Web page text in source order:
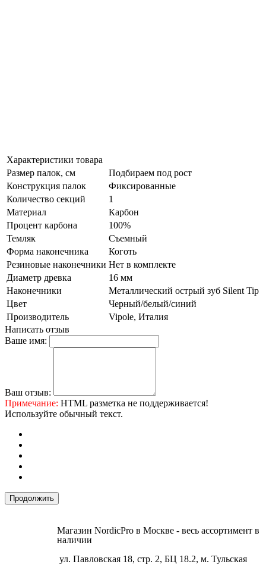
Характеристики товара
Размер палок, см
Подбираем под рост
Конструкция палок
Фиксированные
Количество секций
1
Материал
Карбон
Процент карбона
100%
Темляк
Съемный
Форма наконечника
Коготь
Резиновые наконечники Нет в комплекте
Диаметр древка
16 мм
Наконечники
Металлический острый зуб Silent Tip
Цвет
Черный/белый/синий
Производитель
Vipole, Италия
Написать отзыв
Ваше имя:
Ваш отзыв:
Примечание: HTML разметка не поддерживается!
Используйте обычный текст.
Продолжить
Магазин NordicPro в Москве - весь ассортимент в
наличии
ул. Павловская 18, стр. 2, БЦ 18.2, м. Тульская